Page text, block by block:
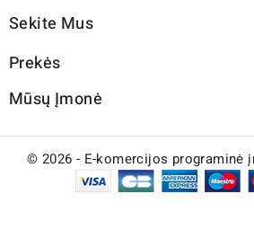
Sekite Mus
Prekės
Mūsų Įmonė
© 2026 - E-komercijos programinė